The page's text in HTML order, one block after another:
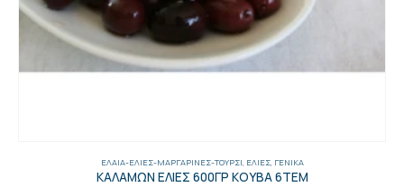
ΈΛΑΙΑ-ΕΛΙΈΣ-ΜΑΡΓΑΡΊΝΕΣ-ΤΟΥΡΣΊ, ΕΛΙΈΣ, ΓΕΝΙΚΑ
ΚΑΛΑΜΩΝ ΕΛΙΕΣ 600ΓΡ ΚΟΥΒΑ 6ΤΕΜ